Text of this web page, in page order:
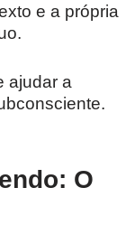
e a própria
ajudar a
O